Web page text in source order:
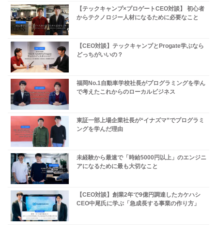
【テックキャンプ×プロゲートCEO対談】 初心者
からテクノロジー人材になるために必要なこと
【CEO対談】テックキャンプとProgate学ぶなら
どっちがいいの？
福岡No.1自動車学校社長がプログラミングを学ん
で考えたこれからのローカルビジネス
東証一部上場企業社長が“イナズマ”でプログラミ
ングを学んだ理由
未経験から最速で「時給5000円以上」のエンジニ
アになるために最も大切なこと
【CEO対談】創業2年で9億円調達したカケハシ
CEO中尾氏に学ぶ「急成長する事業の作り方」